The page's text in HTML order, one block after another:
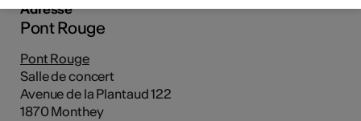
Adresse
Pont Rouge
Pont Rouge
Salle de concert
Avenue de la Plantaud 122
1870 Monthey